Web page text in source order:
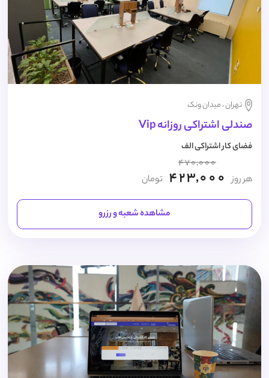
تهران ، میدان ونک
صندلی اشتراکی روزانه Vip
فضای کار اشتراکی الف
هر روز
470,000
423,000 تومان
مشاهده شعبه و رزرو